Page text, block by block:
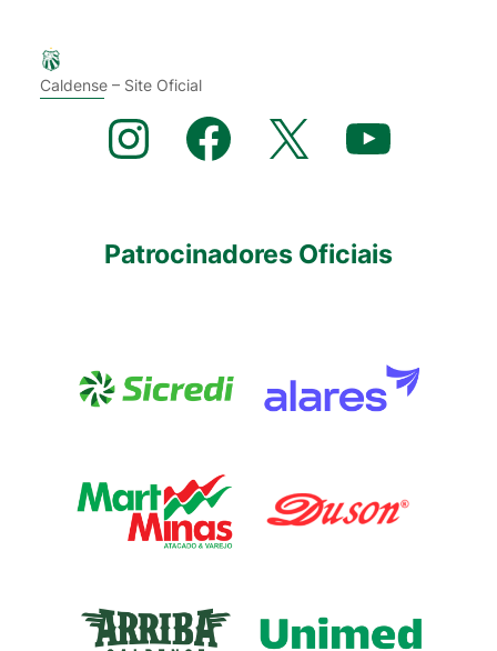
Caldense – Site Oficial
Instagram Facebook X YouTube
Patrocinadores Oficiais